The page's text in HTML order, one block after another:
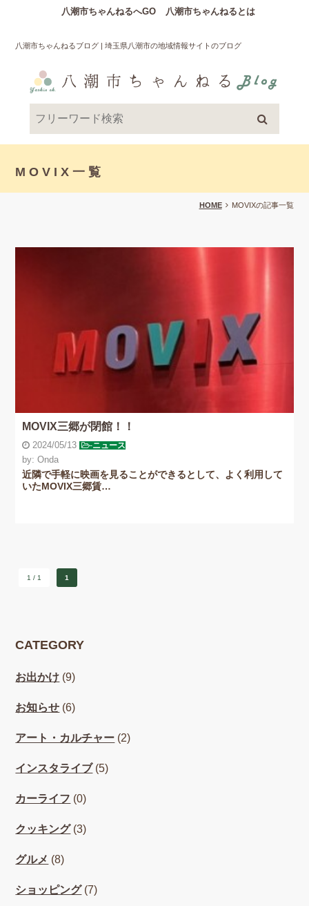
八潮市ちゃんねるへGO 八潮市ちゃんねるとは
八潮市ちゃんねるブログ | 埼玉県八潮市の地域情報サイトのブログ
MOVIX一覧
HOME MOVIXの記事一覧
MOVIX三郷が閉館！！
2024/05/13 -ニュース
by: Onda
近隣で手軽に映画を見ることができるとして、よく利用して
いたMOVIX三郷賃…
1 / 1 1
CATEGORY
お出かけ (9)
お知らせ (6)
アート・カルチャー (2)
インスタライブ(5)
カーライフ (0)
クッキング(3)
グルメ (8)
ショッピング(7)